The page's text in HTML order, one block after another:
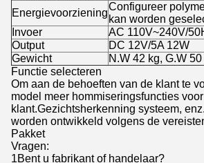
Energievoorziening
Configureer
kan worden
Invoer
AC 110V~240V/
Output
DC 12V/5A 12W
Gewicht
N.W 42 kg, G.W 50
Functie selecteren
Om aan de behoeften van de klant te
model meer hommiseringsfuncties
klant.Gezichtsherkenning systeem,
worden ontwikkeld volgens de
Pakket
Vragen:
1Bent u fabrikant of handelaar?